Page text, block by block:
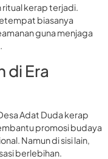
ritual kerap terjadi.
biasanya
guna menjaga
di Era
Adat Duda kerap
promosi budaya
Namun di sisi lain,
berlebihan.